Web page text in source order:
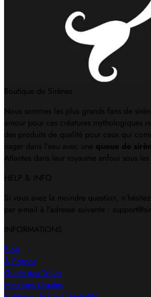
Boutique de Sirènes
Nous sommes les plus grands fans de
amour pour ces créatures mythologiques
des produits de qualité pour ceux qui
nager dans l’eau avec une queue de
Atlantes dans leur royaume enfoui sous
HELP & INFO
Si vous avez la moindre question,
par e-mail à l’adresse suivante :
INFORMATIONS
Blog
À Propos
Guide des Tailles
Mentions Légales